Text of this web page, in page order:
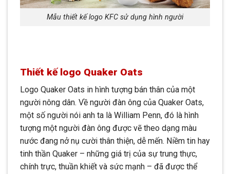
Mẫu thiết kế logo KFC sử dụng hình người
Thiết kế logo Quaker Oats
Logo Quaker Oats in hình tượng bán thân của một
người nông dân. Về người đàn ông của Quaker Oats,
một số người nói anh ta là William Penn, đó là hình
tượng một người đàn ông được vẽ theo dạng màu
nước đang nở nụ cười thân thiện, dễ mến. Niềm tin hay
tinh thần Quaker – những giá trị của sự trung thực,
chính trực, thuần khiết và sức mạnh – đã được thể